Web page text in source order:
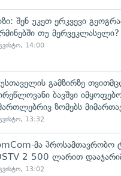
შენ უკეთ ერკვევი
თუ მერვეკლასელი?
14:00
გამზირზე
ბავშვი
ზომებს
13:32
მა პროსამთავრობო
2 500 ლარით
13:02